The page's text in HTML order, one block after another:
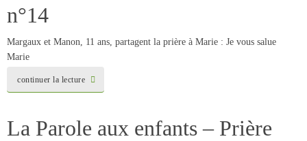
n°14
Margaux et Manon, 11 ans, partagent la prière à Marie : Je vous salue
Marie
continuer la lecture
La Parole aux enfants – Prière